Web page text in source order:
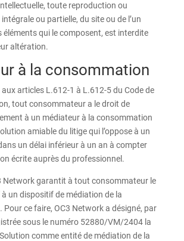
toute reproduction ou
ou partielle, du site ou de l’un
éléments qui le composent, est interdite
altération.
à la consommation
articles L.612-1 à L.612-5 du Code de
tout consommateur a le droit de
à un médiateur à la consommation
amiable du litige qui l’oppose à un
un délai inférieur à un an à compter
écrite auprès du professionnel.
Network garantit à tout consommateur le
un dispositif de médiation de la
ce faire, OC3 Network a désigné, par
sous le numéro 52880/VM/2404 la
comme entité de médiation de la